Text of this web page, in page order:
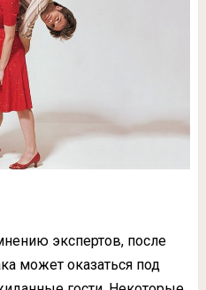
экспертов, после
может оказаться под